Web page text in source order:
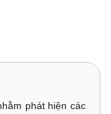
phát hiện các